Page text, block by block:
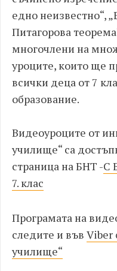
едно неизвестно“,
Питагорова
многочлени на
уроците, които ще
всички деца от 7
образование.
Видеоуроците от
училище“ са
страница на БНТ -С
7. клас
Програмата на
следите и във Viber
училище“